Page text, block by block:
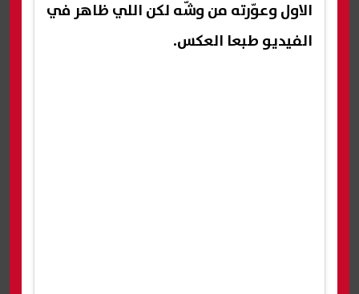
الاول وعوّرته من وشّه لكن اللي ظاهر في
الفيديو طبعا العكس.